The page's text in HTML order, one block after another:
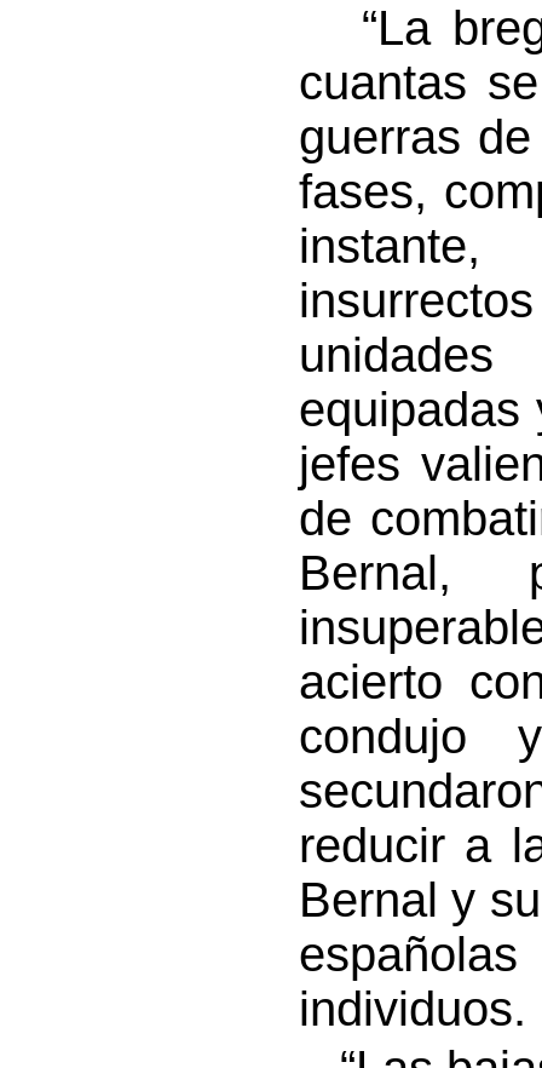
“La
cuantas
guerras
fases,
unidades
equipadas
jefes
de
Bernal,
acierto
reducir a
Bernal y
individuos.